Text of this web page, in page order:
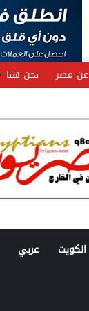
عن مصر نحن هنا
الكويت عربي